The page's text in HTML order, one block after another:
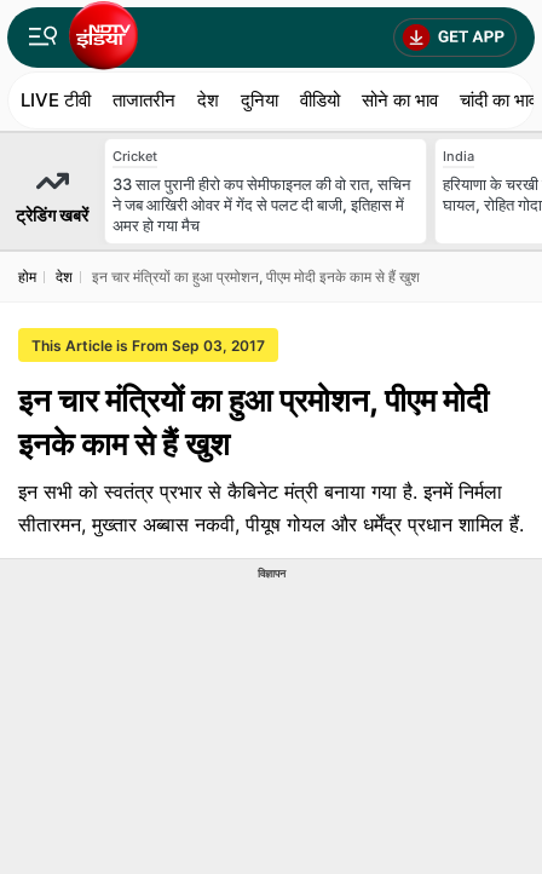
LIVE टीवी ताजातरीन देश दुनिया वीडियो सोने का भाव चांदी का भाव
ट्रेडिंग खबरें
Cricket
33 साल पुरानी हीरो कप सेमीफाइनल की वो रात, सचिन
ने जब आखिरी ओवर में गेंद से पलट दी बाजी, इतिहास में
अमर हो गया मैच
India
हरियाणा के
घायल, रोहित
होम देश इन चार मंत्रियों का हुआ प्रमोशन, पीएम मोदी इनके काम से हैं खुश
This Article is From Sep 03, 2017
इन चार मंत्रियों का हुआ प्रमोशन, पीएम मोदी
इनके काम से हैं खुश
इन सभी को स्वतंत्र प्रभार से कैबिनेट मंत्री बनाया गया है. इनमें निर्मला
सीतारमन, मुख्तार अब्बास नकवी, पीयूष गोयल और धर्मेंद्र प्रधान शामिल हैं.
विज्ञापन